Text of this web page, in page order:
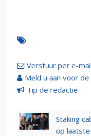
Verstuur per e-mail
Meld u aan voor
Tip de redactie
Staking
op